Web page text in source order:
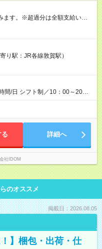
ます。※超過分は全額支給いたし
上／月 みなし残業時間 20時間
年2回／平均3ヶ月分 ★インセン
額：90万円） ★管理職昇格後：
前後 ＝キャリアアッ
様々なキャリアにチャレンジで
店長になったメンバーもいま
は、業務委託契約を結び、店舗
立するわけではないので、正社
れますし、毎月固定給も支給。
な裁量をもって店舗運営を手掛
り駅：JR各線敦賀駅）
間/日 シフト制／10：00～20：
以降の社内チャット使用禁止」
、環境を整えていくのでご安心
る 詳細へ
社IDOM
のオススメ
掲載日：2026.08.05
】梱包・出荷・仕